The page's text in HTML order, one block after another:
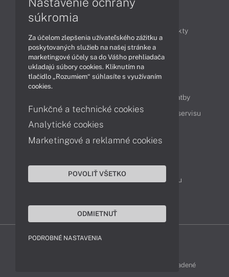
Produkty
Technológie
Videá
Obsah
Možnosti doručenia a platby
Podpora a servis
Servisné služby Cenník servisu
Kontakty
043 4224 771
Obchodné oddelenie
Reklamácia tovaru
LENOVO-SHOP © 2013 - 2026 Všetky práva vyhradené
súkromia
Za účelom zlepšenia užívateľského zážitku a
poskytovaných služieb na našej stránke a
marketingové účely sa do Vášho prehliadača
ukladajú súbory cookies. Kliknutím na
tlačidlo „Rozumiem“ súhlasíte s využívaním
cookies.
Funkčné a technické cookies
Analytické cookies
Marketingové a reklamné cookies
POVOLIŤ VŠETKO
ODMIETNUŤ
PODROBNÉ NASTAVENIA